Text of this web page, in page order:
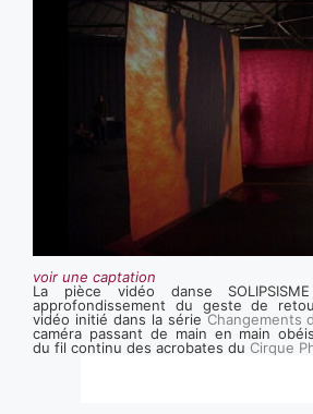
voir une captation
La pièce vidéo danse
approfondissement du geste de
vidéo initié dans la série Changements
caméra passant de main en main
du fil continu des acrobates du Cirque